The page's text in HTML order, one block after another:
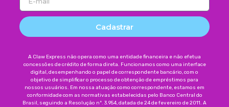
Cadastrar
A Claw Express não opera como uma entidade financeira e não efetua
concessões de crédito de forma direta. Funcionamos como uma interface
digital, desempenhando o papel de correspondente bancário, com o
objetivo de simplificar o processo de obtenção de empréstimos para
nossos usuários. Em nossa atuação como correspondente, estamos em
conformidade com as normativas estabelecidas pelo Banco Central do
Brasil, seguindo a Resolução nº. 3.954, datada de 24 de fevereiro de 2011. A